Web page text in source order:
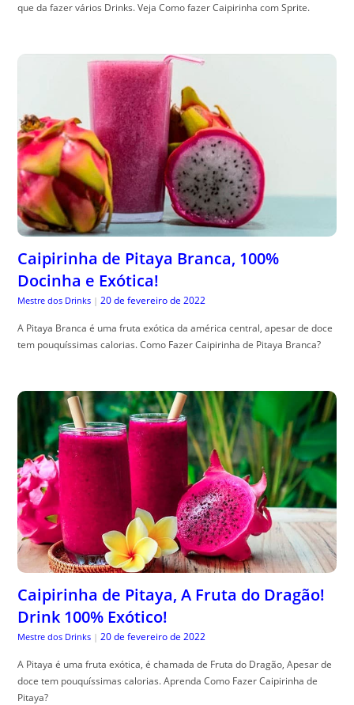
que da fazer vários Drinks. Veja Como fazer Caipirinha com Sprite.
Caipirinha de Pitaya Branca, 100%
Docinha e Exótica!
Mestre dos Drinks | 20 de fevereiro de 2022
A Pitaya Branca é uma fruta exótica da américa central, apesar de doce
tem pouquíssimas calorias. Como Fazer Caipirinha de Pitaya Branca?
Caipirinha de Pitaya, A Fruta do Dragão!
Drink 100% Exótico!
Mestre dos Drinks | 20 de fevereiro de 2022
A Pitaya é uma fruta exótica, é chamada de Fruta do Dragão, Apesar de
doce tem pouquíssimas calorias. Aprenda Como Fazer Caipirinha de
Pitaya?